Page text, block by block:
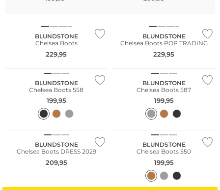
BLUNDSTONE
Chelsea Boots
229,95
BLUNDSTONE
Chelsea Boots POP TRADING
229,95
BLUNDSTONE
Chelsea Boots 558
199,95
BLUNDSTONE
Chelsea Boots 587
199,95
BLUNDSTONE
Chelsea Boots DRESS 2029
209,95
BLUNDSTONE
Chelsea Boots 550
199,95